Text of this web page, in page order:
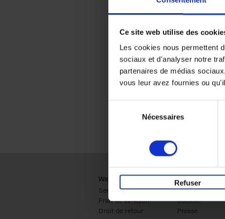
Ce site web utilise des
Les cookies nous permettent
sociaux et d'analyser notre
partenaires de médias
vous leur avez fournies ou
Nécessaires
Refuser
Webshop
Service clients
Frais de livraison
Droit de retour
Business
Ventes
Société
Presse